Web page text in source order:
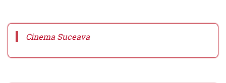
Cinema Suceava